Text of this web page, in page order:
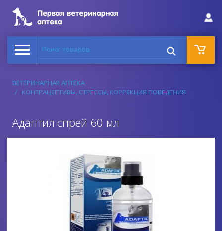
Поиск товаров
ВЕТЕРИНАРНАЯ АПТЕКА
КОНТРАЦЕПТИВЫ, СТРЕССЫ, КОРРЕКЦИЯ ПОВЕДЕНИЯ
Адаптил спрей 60 мл